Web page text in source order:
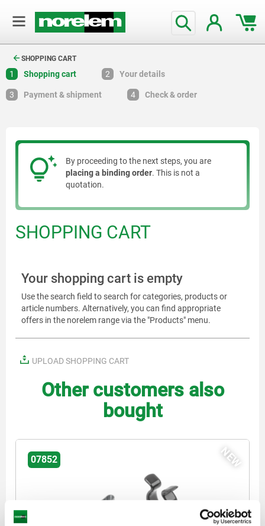
SHOPPING CART
1 Shopping cart 2 Your details
3 Payment & shipment 4 Check & order
By proceeding to the next steps, you are
placing a binding order. This is not a
quotation.
SHOPPING CART
Your shopping cart is empty
Use the search field to search for categories, products or
article numbers. Alternatively, you can find appropriate
offers in the norelem range via the "Products" menu.
UPLOAD SHOPPING CART
Other customers also
bought
NEW
07852